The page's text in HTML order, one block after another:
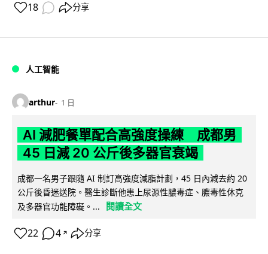
18 分享
人工智能
arthur 1 日
AI 減肥餐單配合高強度操練 成都男
45 日減 20 公斤後多器官衰竭
成都一名男子跟隨 AI 制訂高強度減脂計劃，45 日內減去約 20
公斤後昏迷送院。醫生診斷他患上尿源性膿毒症、膿毒性休克
及多器官功能障礙。...
閱讀全文
22 4 ↗ 分享